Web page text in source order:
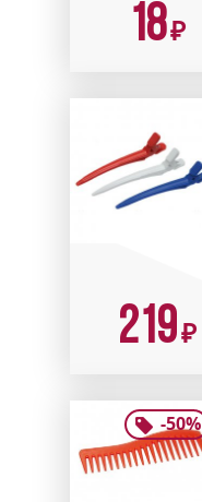
18₽
219₽
-50%